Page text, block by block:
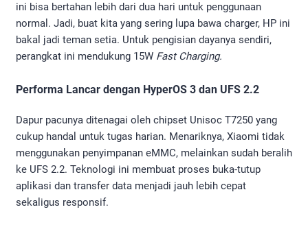
ini bisa bertahan lebih dari dua hari untuk penggunaan
normal. Jadi, buat kita yang sering lupa bawa charger, HP ini
bakal jadi teman setia. Untuk pengisian dayanya sendiri,
perangkat ini mendukung 15W Fast Charging.
Performa Lancar dengan HyperOS 3 dan UFS 2.2
Dapur pacunya ditenagai oleh chipset Unisoc T7250 yang
cukup handal untuk tugas harian. Menariknya, Xiaomi tidak
menggunakan penyimpanan eMMC, melainkan sudah beralih
ke UFS 2.2. Teknologi ini membuat proses buka-tutup
aplikasi dan transfer data menjadi jauh lebih cepat
sekaligus responsif.